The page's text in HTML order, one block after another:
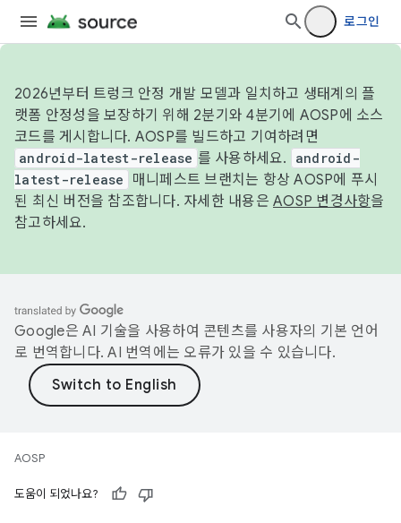
로그인
2026년부터 트렁크 안정 개발 모델과 일치하고 생태계의 플
랫폼 안정성을 보장하기 위해 2분기와 4분기에 AOSP에 소스
코드를 게시합니다. AOSP를 빌드하고 기여하려면
android-latest-release 를 사용하세요.
android-
latest-release
매니페스트 브랜치는 항상 AOSP에 푸시
된 최신 버전을 참조합니다. 자세한 내용은 AOSP 변경사항을
참고하세요.
Google은 AI 기술을 사용하여 콘텐츠를 사용자의 기본 언어
로 번역합니다. AI 번역에는 오류가 있을 수 있습니다.
AOSP
도움이 되었나요?